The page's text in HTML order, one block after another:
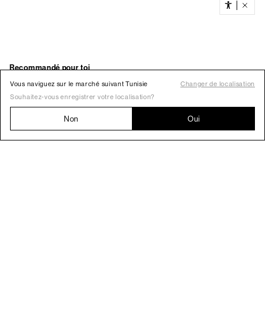
Vous naviguez sur le marché suivant Tunisie
Changer de localisation
Souhaitez-vous enregistrer votre localisation?
Non Oui